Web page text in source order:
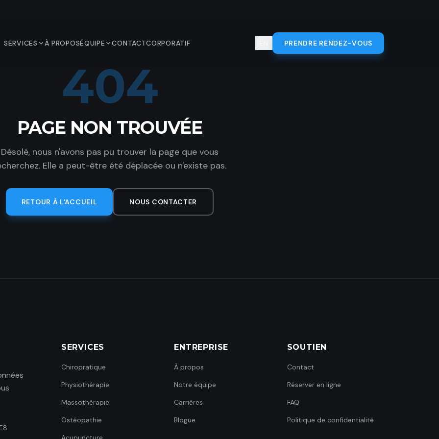
SERVICES À PROPOSÉQUIPE CONTACTCORPORATIF PRENDRE RENDEZ-VOUS
404
PAGE NON TROUVÉE
Désolé, nous n'avons pas pu trouver la page que vous
Elle a peut-être été déplacée ou n'existe pas.
RETOUR À L'ACCUEIL NOUS CONTACTER
SERVICES
Chiropratique
Physiothérapie
Massothérapie
Ostéopathie
ENTREPRISE
À propos
Notre équipe
Carrières
Blogue
SOUTIEN
Contact
Réserver en ligne
FAQ
Politique de confidentialité